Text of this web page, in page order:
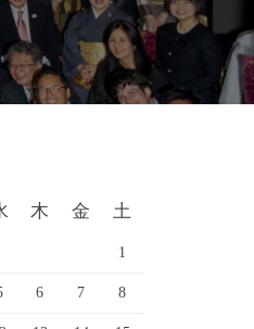
木 金 土
1
6 7 8